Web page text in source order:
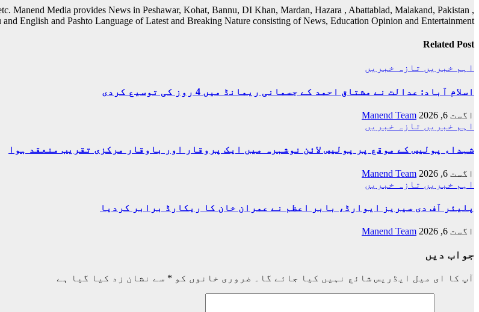
Manend Media provides News in Peshawar, Kohat, Bannu, DI Khan, Mardan, Hazara , Abattablad, Malakand, Pakistan ,
English and Pashto Language of Latest and Breaking Nature consisting of News, Education Opinion and Entertainment
Related Post
اہم خبریں تازہ خبریں
اسلام آباد: عدالت نے مشتاق احمد کے جسمانی ریمانڈ میں 4 روز کی توسیع کردی
اگست 6, 2026
Manend Team
اہم خبریں تازہ خبریں
شہداء پولیس کے موقع پر پولیس لائن نوشہرہ میں ایک پروقار اور باوقار مرکزی تقریب منعقد ہوا
اگست 6, 2026
Manend Team
اہم خبریں تازہ خبریں
پلیئر آف دی سیریز ایوارڈ، بابر اعظم نے عمران خان کا ریکارڈ برابر کردیا
اگست 6, 2026 Manend Team
جواب دیں
آپ کا ای میل ایڈریس شائع نہیں کیا جائے گا۔ ضروری خانوں کو * سے نشان زد کیا گیا ہے